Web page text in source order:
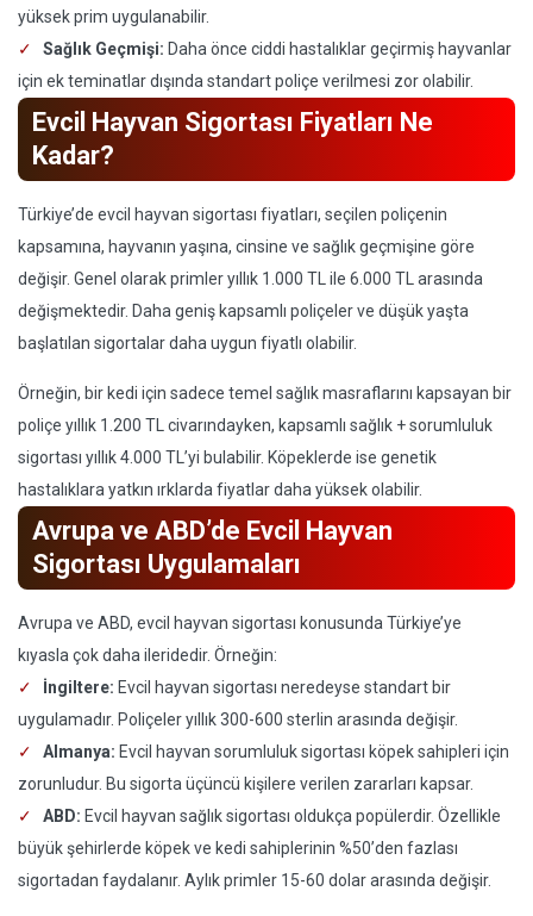
yüksek prim uygulanabilir.
Sağlık Geçmişi: Daha önce ciddi hastalıklar geçirmiş hayvanlar
için ek teminatlar dışında standart poliçe verilmesi zor olabilir.
Evcil Hayvan Sigortası Fiyatları Ne
Kadar?
Türkiye’de evcil hayvan sigortası fiyatları, seçilen poliçenin
kapsamına, hayvanın yaşına, cinsine ve sağlık geçmişine göre
değişir. Genel olarak primler yıllık 1.000 TL ile 6.000 TL arasında
değişmektedir. Daha geniş kapsamlı poliçeler ve düşük yaşta
başlatılan sigortalar daha uygun fiyatlı olabilir.
Örneğin, bir kedi için sadece temel sağlık masraflarını kapsayan bir
poliçe yıllık 1.200 TL civarındayken, kapsamlı sağlık + sorumluluk
sigortası yıllık 4.000 TL’yi bulabilir. Köpeklerde ise genetik
hastalıklara yatkın ırklarda fiyatlar daha yüksek olabilir.
Avrupa ve ABD’de Evcil Hayvan
Sigortası Uygulamaları
Avrupa ve ABD, evcil hayvan sigortası konusunda Türkiye’ye
kıyasla çok daha ileridedir. Örneğin:
İngiltere: Evcil hayvan sigortası neredeyse standart bir
uygulamadır. Poliçeler yıllık 300-600 sterlin arasında değişir.
Almanya: Evcil hayvan sorumluluk sigortası köpek sahipleri için
zorunludur. Bu sigorta üçüncü kişilere verilen zararları kapsar.
ABD: Evcil hayvan sağlık sigortası oldukça popülerdir. Özellikle
büyük şehirlerde köpek ve kedi sahiplerinin %50’den fazlası
sigortadan faydalanır. Aylık primler 15-60 dolar arasında değişir.